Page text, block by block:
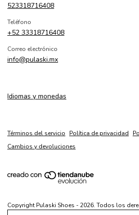
523318716408
Teléfono
+52 33318716408
Correo electrónico
info@pulaski.mx
Idiomas y monedas
Términos del servicio Política de privacidad
Cambios y devoluciones
Copyright Pulaski Shoes - 2026. Todos los